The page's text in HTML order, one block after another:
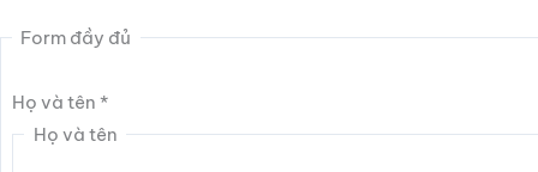
Form đầy đủ
Họ và tên*
Họ và tên